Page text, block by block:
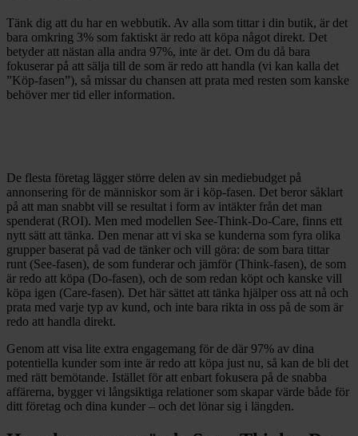
Tänk dig att du har en webbutik. Av alla som tittar i din butik, är det
bara omkring 3% som faktiskt är redo att köpa något direkt. Det
betyder att nästan alla andra 97%, inte är det. Om du då bara
fokuserar på att sälja till de som är redo att handla (vi kan kalla det
”Köp-fasen”), så missar du chansen att prata med resten som kanske
behöver mer tid eller information.
De flesta företag lägger större delen av sin mediebudget på
annonsering för de människor som är i köp-fasen. Det beror såklart
på att man snabbt vill se resultat i form av intäkter från det man
spenderat (ROI). Men med modellen See-Think-Do-Care, finns ett
nytt sätt att tänka. Den menar att vi ska se kunderna som fyra olika
grupper baserat på vad de tänker och vill göra: de som bara tittar
runt (See-fasen), de som funderar och jämför (Think-fasen), de som
är redo att köpa (Do-fasen), och de som redan köpt och kanske vill
köpa igen (Care-fasen). Det här sättet att tänka hjälper oss att nå och
prata med varje typ av kund, och inte bara rikta in oss på de som är
redo att handla direkt.
Genom att visa lite extra engagemang för de där 97% av dina
potentiella kunder som inte är redo att köpa just nu, så kan de bli det
med rätt bemötande. Istället för att enbart fokusera på de snabba
affärerna, bygger vi långsiktiga relationer som skapar värde både för
ditt företag och dina kunder – och det lönar sig i längden.